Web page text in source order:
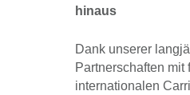
hinaus
Dank unserer
Partnerschaften mit
internationalen